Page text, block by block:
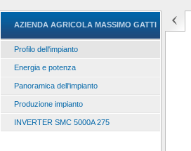
AZIENDA AGRICOLA MASSIMO GATTI
Profilo dell'impianto
Energia e potenza
Panoramica dell'impianto
Produzione impianto
INVERTER SMC 5000A 275